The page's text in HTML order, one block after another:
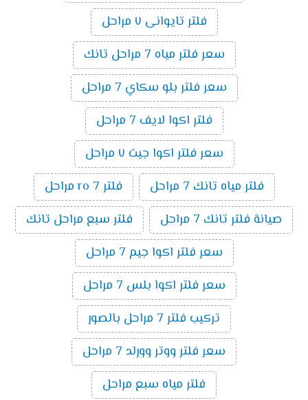
فلتر تايوانى ٧ مراحل
سعر فلتر مياه 7 مراحل تانك
سعر فلتر بلو سكاي 7 مراحل
فلتر اكوا لايف 7 مراحل
سعر فلتر اكوا جيت ٧ مراحل
فلتر مياه تانك 7 مراحل
فلتر ro 7 مراحل
صيانة فلتر تانك 7 مراحل
فلتر سبع مراحل تانك
سعر فلتر اكوا جيم 7 مراحل
سعر فلتر اكوا بلس 7 مراحل
تركيب فلتر 7 مراحل بالصور
سعر فلتر ووتر وورلد 7 مراحل
فلتر مياه سبع مراحل